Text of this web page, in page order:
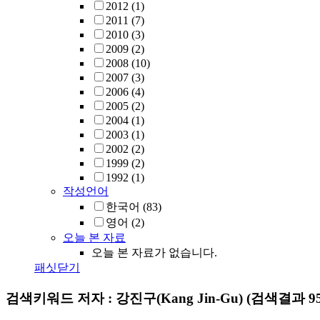
2012 (1)
2011 (7)
2010 (3)
2009 (2)
2008 (10)
2007 (3)
2006 (4)
2005 (2)
2004 (1)
2003 (1)
2002 (2)
1999 (2)
1992 (1)
작성언어
한국어 (83)
영어 (2)
오늘 본 자료
오늘 본 자료가 없습니다.
패싯닫기
검색키워드 저자 : 강진구(Kang Jin-Gu) (검색결과